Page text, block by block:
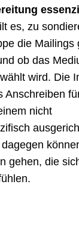
es, zu
die Mailings
ob das
wird. Die
Anschreiben
nicht
gehen, die